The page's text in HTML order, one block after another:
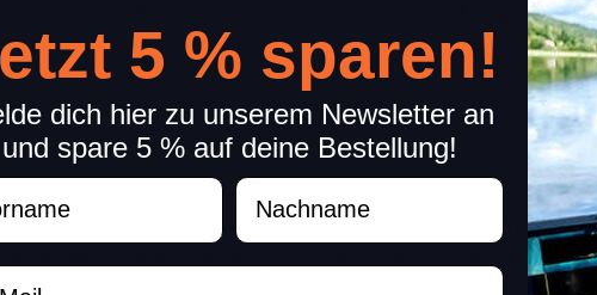
Frage zum
nicht hart sein! Das beweist Z-Man mit seinen 5" Pop Shadz.
widerstandsfähigen Gummimischung gegossen und bleiben bei
im Bauch und eine Vertiefung im Rücken erleichtern die krautfreie
das Vorfach mittig durch die Kopfpartie führen und den Haken im
5 % sparen!
dich hier zu unserem Newsletter an
und spare 5 % auf deine Bestellung!
Nachname